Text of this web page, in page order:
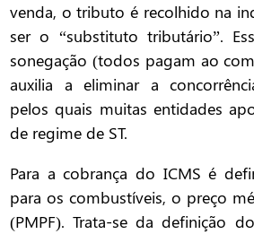
venda, o tributo é recolhido na
ser o “substituto tributário”.
sonegação (todos pagam ao
auxilia a eliminar a
pelos quais muitas entidades
de regime de ST.
Para a cobrança do ICMS é
para os combustíveis, o preço
(PMPF). Trata-se da definição